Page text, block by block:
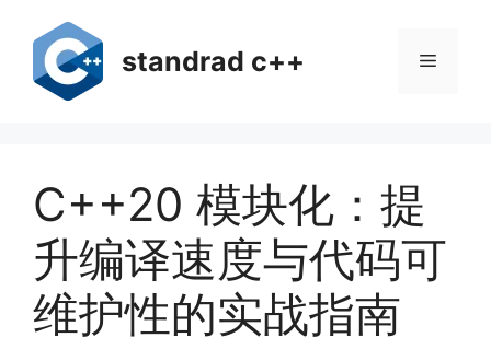
standrad c++ 菜
C++20 模块化：提
升编译速度与代码可
维护性的实战指南